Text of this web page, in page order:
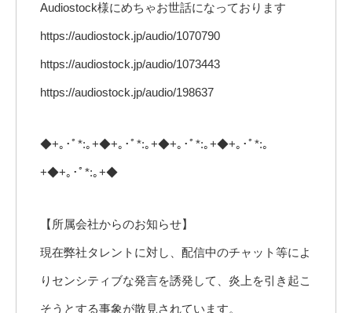
Audiostock様にめちゃお世話になっております
https://audiostock.jp/audio/1070790
https://audiostock.jp/audio/1073443
https://audiostock.jp/audio/198637
◆+｡･ﾟ*:｡+◆+｡･ﾟ*:｡+◆+｡･ﾟ*:｡+◆+｡･ﾟ*:｡
+◆+｡･ﾟ*:｡+◆
【所属会社からのお知らせ】
現在弊社タレントに対し、配信中のチャット等によ
りセンシティブな発言を誘発して、炎上を引き起こ
そうとする事象が散見されています。